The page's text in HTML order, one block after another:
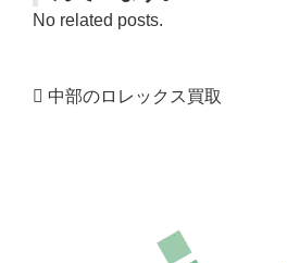
No related posts.
中部のロレックス買取